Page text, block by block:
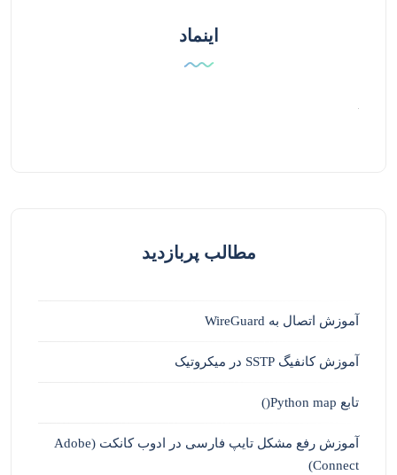
اینماد
مطالب پربازدید
آموزش اتصال به WireGuard
آموزش کانفیگ SSTP در میکروتیک
تابع Python map()
آموزش رفع مشکل تایپ فارسی در ادوب کانکت (Adobe
Connect)